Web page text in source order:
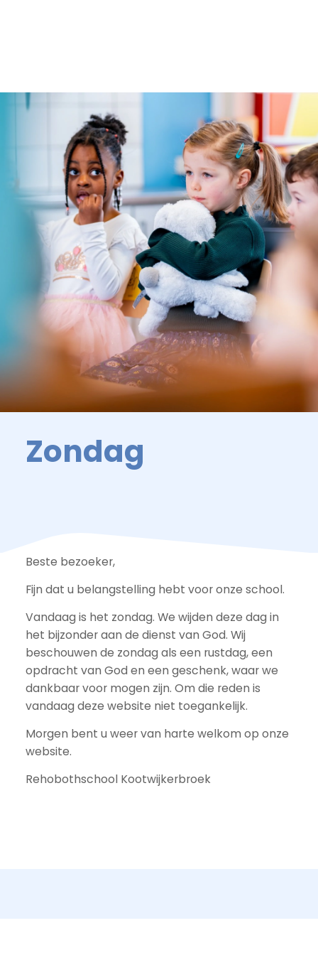
Zondag
Beste bezoeker,
Fijn dat u belangstelling hebt voor onze school.
Vandaag is het zondag. We wijden deze dag in
het bijzonder aan de dienst van God. Wij
beschouwen de zondag als een rustdag, een
opdracht van God en een geschenk, waar we
dankbaar voor mogen zijn. Om die reden is
vandaag deze website niet toegankelijk.
Morgen bent u weer van harte welkom op onze
website.
Rehobothschool Kootwijkerbroek